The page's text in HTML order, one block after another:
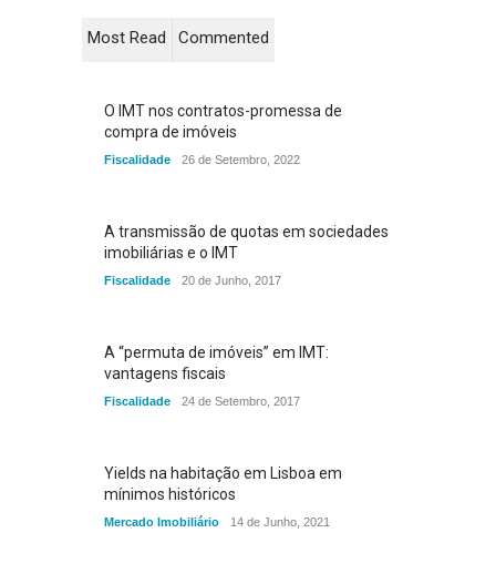
Most Read Commented
O IMT nos contratos-promessa de
compra de imóveis
Fiscalidade 26 de Setembro, 2022
A transmissão de quotas em sociedades
imobiliárias e o IMT
Fiscalidade 20 de Junho, 2017
A “permuta de imóveis” em IMT:
vantagens fiscais
Fiscalidade 24 de Setembro, 2017
Yields na habitação em Lisboa em
mínimos históricos
Mercado Imobiliário 14 de Junho, 2021